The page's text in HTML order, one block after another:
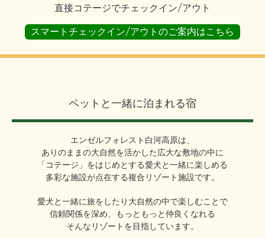
直接コテージでチェックイン/アウト
スマートチェックイン/アウトのご案内はこちら
ペットと一緒に泊まれる宿
エンゼルフォレスト白河高原は、
ありのままの大自然を活かした広大な敷地の中に
「コテージ」をはじめとする愛犬と一緒に楽しめる
多彩な施設が点在する複合リゾート施設です。
愛犬と一緒に旅をしたり大自然の中で楽しむことで
信頼関係を深め、
もっともっと仲良くなれる
そんなリゾートを目指しています。